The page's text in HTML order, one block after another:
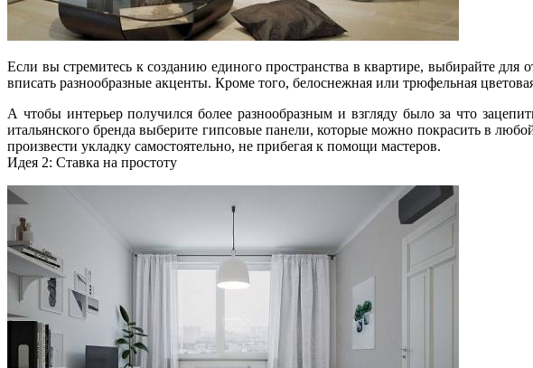
Если вы стремитесь к созданию единого пространства в квартире, выбирайте
вписать разнообразные акценты. Кроме того, белоснежная или трюфельная
А чтобы интерьер получился более разнообразным и взгляду было за что
итальянского бренда выберите гипсовые панели, которые можно покрасить в
произвести укладку самостоятельно, не прибегая к помощи мастеров.
Идея 2: Ставка на простоту